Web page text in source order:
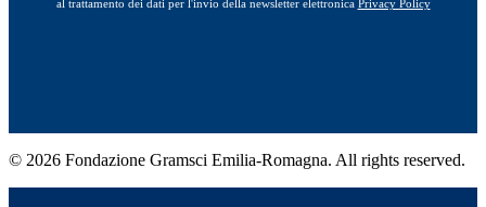
al trattamento dei dati per l'invio della newsletter elettronica Privacy Policy
© 2026 Fondazione Gramsci Emilia-Romagna. All rights reserved.